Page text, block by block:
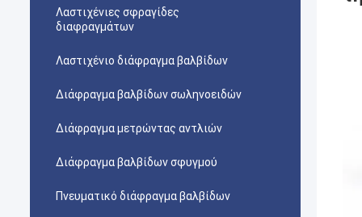
Λαστιχένιες σφραγίδες
διαφραγμάτων
Λαστιχένιο διάφραγμα βαλβίδων
Διάφραγμα βαλβίδων σωληνοειδών
Διάφραγμα μετρώντας αντλιών
Διάφραγμα βαλβίδων σφυγμού
Πνευματικό διάφραγμα βαλβίδων